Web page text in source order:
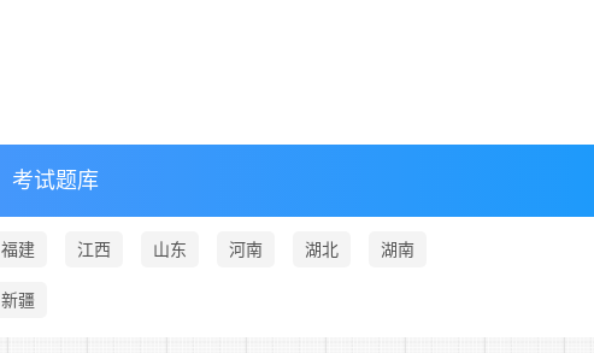
考试题库
福建 江西 山东 河南 湖北 湖南
新疆